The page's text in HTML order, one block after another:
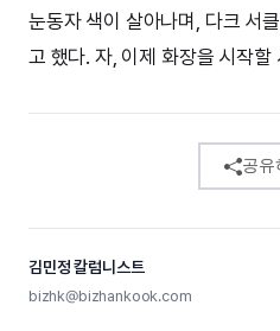
눈동자 색이 살아나며, 다크 서
고 했다. 자, 이제 화장을 시작할
공유
김민정 칼럼니스트
bizhk@bizhankook.com